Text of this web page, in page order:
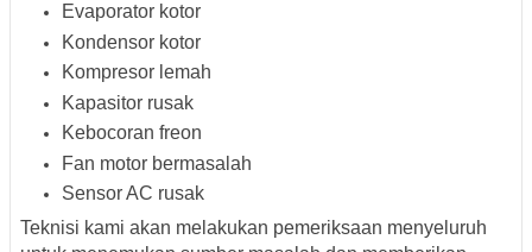
Evaporator kotor
Kondensor kotor
Kompresor lemah
Kapasitor rusak
Kebocoran freon
Fan motor bermasalah
Sensor AC rusak
Teknisi kami akan melakukan pemeriksaan menyeluruh